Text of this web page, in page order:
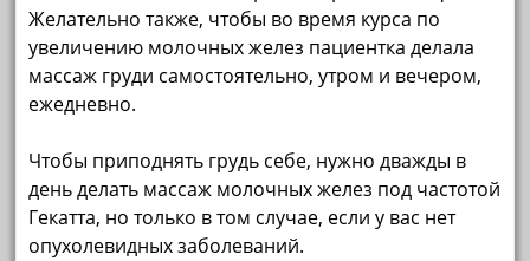
Желательно также, чтобы во время курса по
увеличению молочных желез пациентка делала
массаж груди самостоятельно, утром и вечером,
ежедневно.
Чтобы приподнять грудь себе, нужно дважды в
день делать массаж молочных желез под частотой
Гекатта, но только в том случае, если у вас нет
опухолевидных заболеваний.